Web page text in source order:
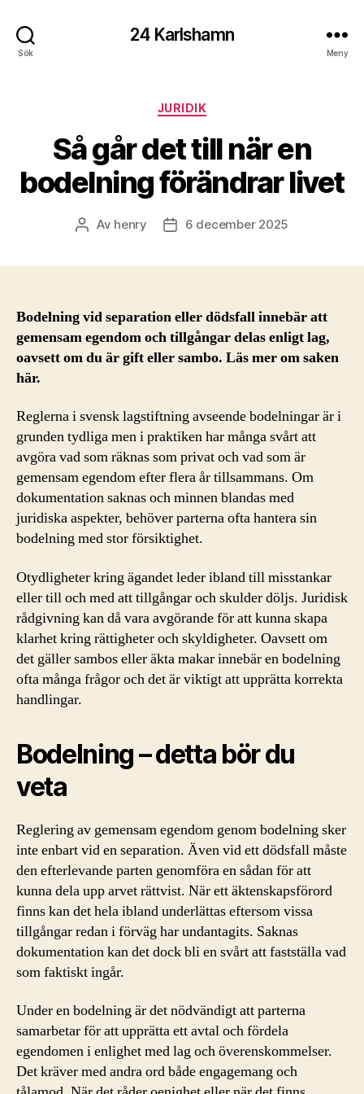
Sök
24 Karlshamn
Meny
Kategorier
JURIDIK
Så går det till när en
bodelning förändrar livet
Inläggsförfattare
Av henry Inläggsdatum
6 december 2025
Bodelning vid separation eller dödsfall innebär att
gemensam egendom och tillgångar delas enligt lag,
oavsett om du är gift eller sambo. Läs mer om saken
här.
Reglerna i svensk lagstiftning avseende bodelningar är i
grunden tydliga men i praktiken har många svårt att
avgöra vad som räknas som privat och vad som är
gemensam egendom efter flera år tillsammans. Om
dokumentation saknas och minnen blandas med
juridiska aspekter, behöver parterna ofta hantera sin
bodelning med stor försiktighet.
Otydligheter kring ägandet leder ibland till misstankar
eller till och med att tillgångar och skulder döljs. Juridisk
rådgivning kan då vara avgörande för att kunna skapa
klarhet kring rättigheter och skyldigheter. Oavsett om
det gäller sambos eller äkta makar innebär en bodelning
ofta många frågor och det är viktigt att upprätta korrekta
handlingar.
Bodelning – detta bör du
veta
Reglering av gemensam egendom genom bodelning sker
inte enbart vid en separation. Även vid ett dödsfall måste
den efterlevande parten genomföra en sådan för att
kunna dela upp arvet rättvist. När ett äktenskapsförord
finns kan det hela ibland underlättas eftersom vissa
tillgångar redan i förväg har undantagits. Saknas
dokumentation kan det dock bli en svårt att fastställa vad
som faktiskt ingår.
Under en bodelning är det nödvändigt att parterna
samarbetar för att upprätta ett avtal och fördela
egendomen i enlighet med lag och överenskommelser.
Det kräver med andra ord både engagemang och